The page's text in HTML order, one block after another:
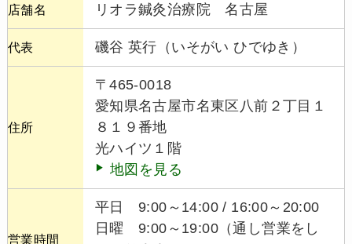
店舗名 リオラ鍼灸治療院 名古屋
代表 磯谷 英行（いそがい ひでゆき）
住所
〒465-0018
愛知県名古屋市名東区八前２丁目１
８１９番地
光ハイツ１階
地図を見る
営業時間
平日 9:00～14:00 / 16:00～20:00
日曜 9:00～19:00（通し営業をし